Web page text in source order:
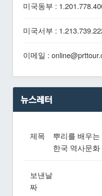
미국동부 :
미국서부 :
이메일 :
뉴스레터
제목
뿌리를 배우
한국 역사문화
보낸날
짜